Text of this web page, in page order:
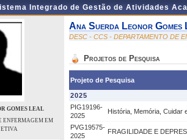
Integrado de Gestão de Atividades
GOMES LEAL
ENFERMAGEM EM
Ana Suerda Leonor Gomes
DESC - CCS - DEPARTAMENTO DE
Projetos de Pesquisa
Projeto de Pesquisa
2025
PIG19196-
2025
História, Memória, Cuidar
PVG19575-
2025
FRAGILIDADE E